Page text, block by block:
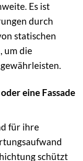
Es ist
durch
statischen
um die
eine Fassade
für ihre
schützt